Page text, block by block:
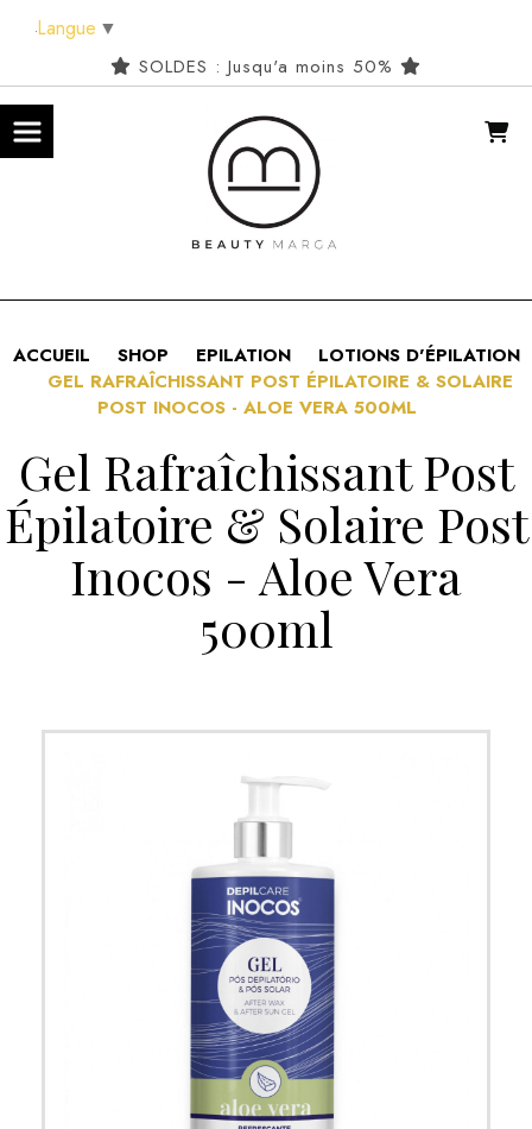
SOLDES : Jusqu'a moins 50%
ACCUEIL SHOP EPILATION
LOTIONS D'ÉPILATION
GEL RAFRAÎCHISSANT POST ÉPILATOIRE & SOLAIRE
POST INOCOS - ALOE VERA 500ML
Gel Rafraîchissant Post
Épilatoire & Solaire Post
Inocos - Aloe Vera
500ml
Langue ▼